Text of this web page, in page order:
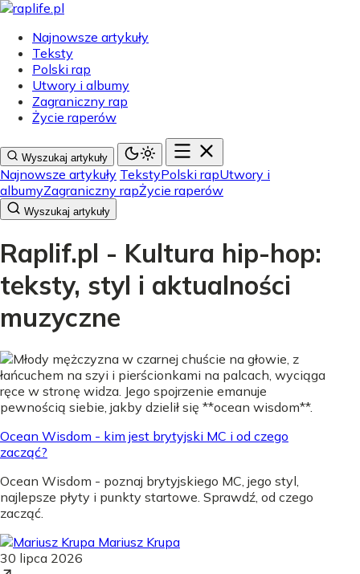
Najnowsze artykuły
Teksty
Polski rap
Utwory i albumy
Zagraniczny rap
Życie raperów
Wyszukaj artykuły
Najnowsze artykuły TekstyPolski rapUtwory i
albumyZagraniczny rapŻycie raperów
Wyszukaj artykuły
Raplif.pl - Kultura hip-hop:
teksty, styl i aktualności
muzyczne
Ocean Wisdom - kim jest brytyjski MC i od czego
zacząć?
Ocean Wisdom - poznaj brytyjskiego MC, jego styl,
najlepsze płyty i punkty startowe. Sprawdź, od czego
zacząć.
Mariusz Krupa
30 lipca 2026